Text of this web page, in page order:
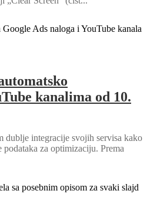
kanalima od 10.
dublje integracije svojih servisa kako
za optimizaciju. Prema